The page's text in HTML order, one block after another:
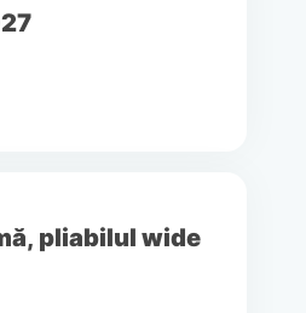
pliabilul wide